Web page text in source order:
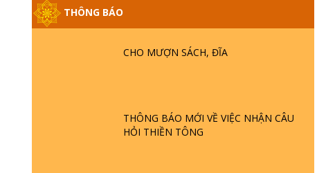
THÔNG BÁO
CHO MƯỢN SÁCH, ĐĨA
THÔNG BÁO MỚI VỀ VIỆC NHẬN CÂU
HỎI THIỀN TÔNG
GIẢI ĐÁP ĐẶC BIỆT P25 - SUỐT 49 NĂM
HỘI GÌ? TỬ VÌ ĐẠO
PHẬT GIỚI CÓ THỜI GIAN KHÔNG? |
TTTD